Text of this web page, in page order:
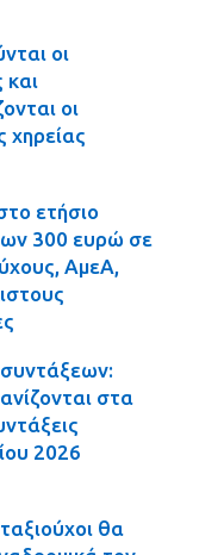
οι
και
οι
χηρείας
ετήσιο
300 ευρώ σε
ΑμεΑ,
στα
2026
θα